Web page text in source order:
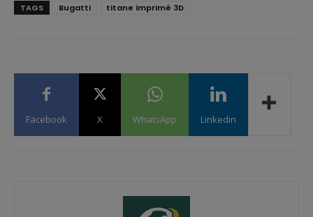
TAGS Bugatti titane imprimé 3D
Facebook X WhatsApp Linkedin